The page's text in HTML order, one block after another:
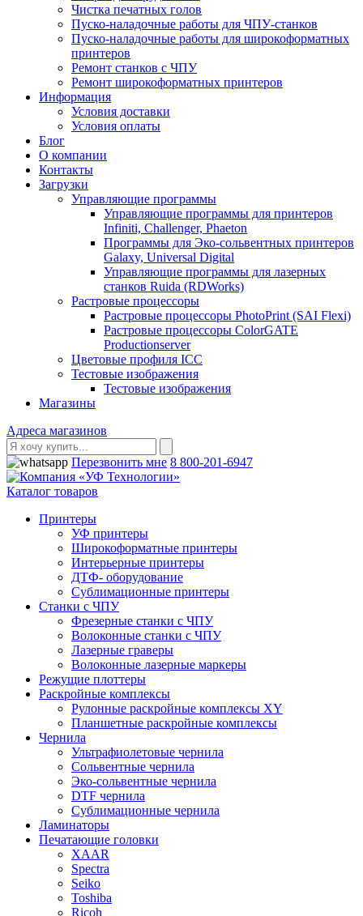
Чистка печатных голов
Пуско-наладочные работы для ЧПУ-станков
Пуско-наладочные работы для широкоформатных
принтеров
Ремонт станков с ЧПУ
Ремонт широкоформатных принтеров
Информация
Условия доставки
Условия оплаты
Блог
О компании
Контакты
Загрузки
Управляющие программы
Управляющие программы для принтеров
Infiniti, Challenger, Phaeton
Программы для Эко-сольвентных принтеров
Galaxy, Universal Digital
Управляющие программы для лазерных
станков Ruida (RDWorks)
Растровые процессоры
Растровые процессоры PhotoPrint (SAI Flexi)
Растровые процессоры ColorGATE
Productionserver
Цветовые профиля ICC
Тестовые изображения
Тестовые изображения
Магазины
Адреса магазинов
Перезвонить мне 8 800-201-6947
Каталог товаров
Принтеры
УФ принтеры
Широкоформатные принтеры
Интерьерные принтеры
ДТФ- оборудование
Сублимационные принтеры
Станки с ЧПУ
Фрезерные станки с ЧПУ
Волоконные станки с ЧПУ
Лазерные граверы
Волоконные лазерные маркеры
Режущие плоттеры
Раскройные комплексы
Рулонные раскройные комплексы XY
Планшетные раскройные комплексы
Чернила
Ультрафиолетовые чернила
Сольвентные чернила
Эко-сольвентные чернила
DTF чернила
Сублимационные чернила
Ламинаторы
Печатающие головки
XAAR
Spectra
Seiko
Toshiba
Ricoh